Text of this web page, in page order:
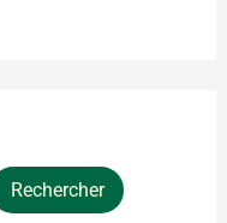
Rechercher